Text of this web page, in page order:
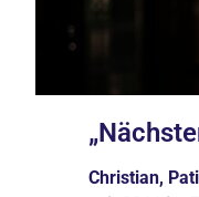
Christian,